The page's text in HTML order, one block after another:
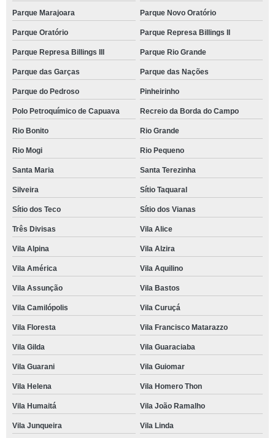
Parque Marajoara Parque Novo Oratório
Parque Oratório Parque Represa Billings II
Parque Represa Billings III Parque Rio Grande
Parque das Garças Parque das Nações
Parque do Pedroso Pinheirinho
Polo Petroquímico de Capuava Recreio da Borda do Campo
Rio Bonito Rio Grande
Rio Mogi Rio Pequeno
Santa Maria Santa Terezinha
Silveira Sítio Taquaral
Sítio dos Teco Sítio dos Vianas
Três Divisas Vila Alice
Vila Alpina Vila Alzira
Vila América Vila Aquilino
Vila Assunção Vila Bastos
Vila Camilópolis Vila Curuçá
Vila Floresta Vila Francisco Matarazzo
Vila Gilda Vila Guaraciaba
Vila Guarani Vila Guiomar
Vila Helena Vila Homero Thon
Vila Humaitá Vila João Ramalho
Vila Junqueira Vila Linda